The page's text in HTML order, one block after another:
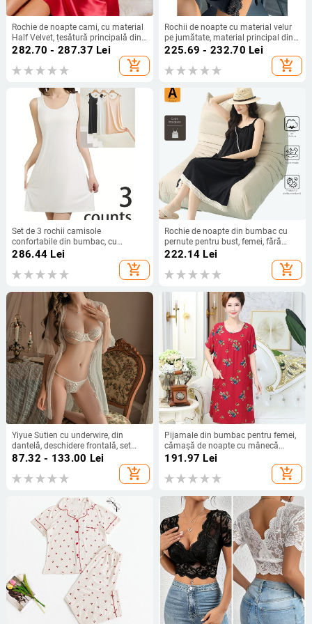
Rochie de noapte cami, cu material
Half Velvet, țesătură principală din
bumbac, dantelă florală în contrast
282.70 - 287.37 Lei
add_shopping_cart
Rochii de noapte cu material velur
pe jumătate, material principal din
bumbac, conținutul materialului
225.69 - 232.70 Lei
add_shopping_cart
Set de 3 rochii camisole
confortabile din bumbac, cu
țesătură semi-catifelată | Primăvara
286.44 Lei
add_shopping_cart
Rochie de noapte din bumbac cu
pernute pentru bust, femei, fără
mâneci, vară, ușoară și lejeră,
222.14 Lei
add_shopping_cart
Yiyue Sutien cu underwire, din
dantelă, deschidere frontală, set
pijama și halat – uniform
87.32 - 133.00 Lei
add_shopping_cart
Pijamale din bumbac pentru femei,
cămașă de noapte cu mânecă
scurtă de vară, pijamale casual de
mărime mare, croială lejeră pentru
mame
191.97 Lei
add_shopping_cart